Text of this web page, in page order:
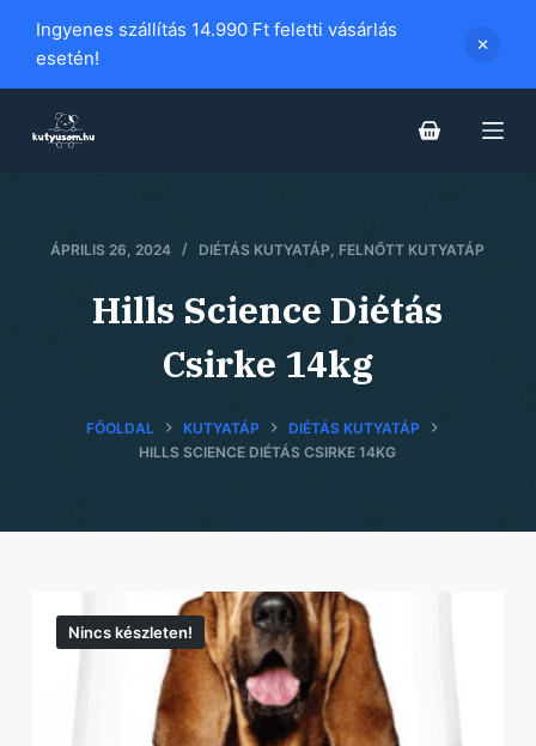
i
Ingyenes szállítás 14.990 Ft feletti vásárlás
esetén!
ÁPRILIS 26, 2024 DIÉTÁS KUTYATÁP, FELNŐTT KUTYATÁP
Hills Science Diétás
Csirke 14kg
FŐOLDAL KUTYATÁP
DIÉTÁS KUTYATÁP
HILLS SCIENCE DIÉTÁS CSIRKE 14KG
Nincs készleten!